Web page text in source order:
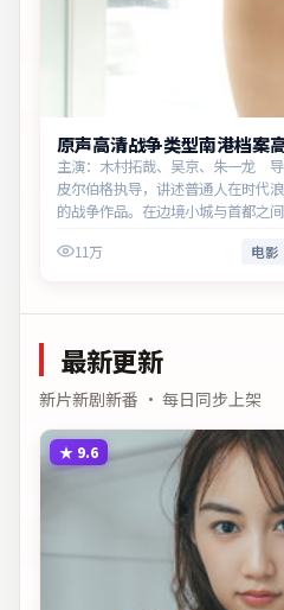
原声高清战争类型南港档案
主演：木村拓哉、吴京、朱一龙
皮尔伯格执导，讲述普通人在时代
的战争作品。在边境小城与首都之
顾观赏性与现实…
11万 电影
最新更新
新片新剧新番 · 每日同步上架
★ 9.6